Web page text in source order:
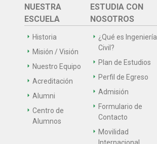
NUESTRA
ESCUELA
Historia
Misión / Visión
Nuestro Equipo
Acreditación
Alumni
Centro de
Alumnos
ESTUDIA CON
NOSOTROS
¿Qué es Ingeniería
Civil?
Plan de Estudios
Perfil de Egreso
Admisión
Formulario de
Contacto
Movilidad